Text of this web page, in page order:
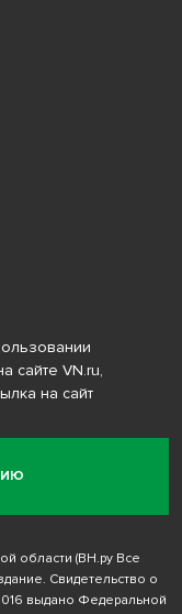
сайте VN.ru,
на сайт
области (ВН.ру Все
Свидетельство о
выдано Федеральной